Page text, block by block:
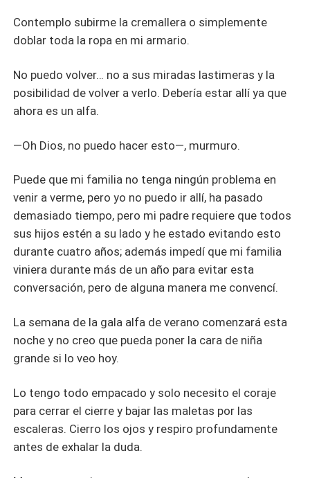
Contemplo subirme la cremallera o simplemente
doblar toda la ropa en mi armario.
No puedo volver… no a sus miradas lastimeras y la
posibilidad de volver a verlo. Debería estar allí ya que
ahora es un alfa.
—Oh Dios, no puedo hacer esto—, murmuro.
Puede que mi familia no tenga ningún problema en
venir a verme, pero yo no puedo ir allí, ha pasado
demasiado tiempo, pero mi padre requiere que todos
sus hijos estén a su lado y he estado evitando esto
durante cuatro años; además impedí que mi familia
viniera durante más de un año para evitar esta
conversación, pero de alguna manera me convencí.
La semana de la gala alfa de verano comenzará esta
noche y no creo que pueda poner la cara de niña
grande si lo veo hoy.
Lo tengo todo empacado y solo necesito el coraje
para cerrar el cierre y bajar las maletas por las
escaleras. Cierro los ojos y respiro profundamente
antes de exhalar la duda.